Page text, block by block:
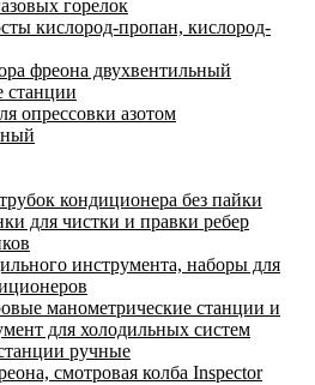
горелок
кислород-пропан, кислород-
фреона двухвентильный
опрессовки азотом
кондиционера без пайки
для чистки и правки ребер
инструмента, наборы для
манометрические станции и
для холодильных систем
ручные
смотровая колба Inspector